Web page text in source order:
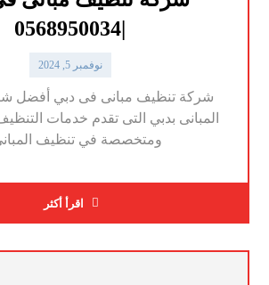
|0568950034
نوفمبر 5, 2024
شركة تنظيف مبانى فى دبي أفضل
المبانى بدبي التى تقدم خدمات
ومتخصصة في تنظيف
اقرأ أكثر